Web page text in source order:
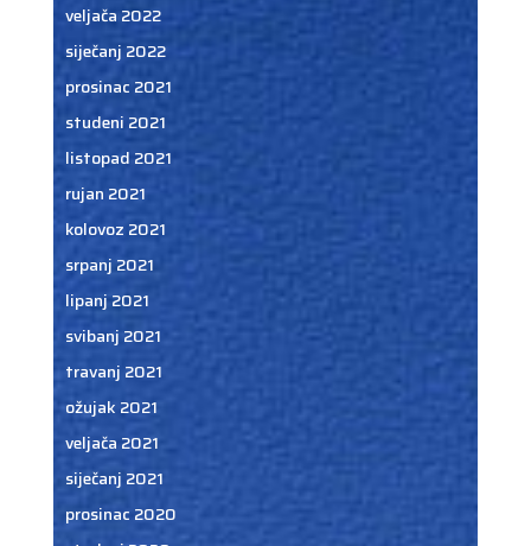
veljača 2022
siječanj 2022
prosinac 2021
studeni 2021
listopad 2021
rujan 2021
kolovoz 2021
srpanj 2021
lipanj 2021
svibanj 2021
travanj 2021
ožujak 2021
veljača 2021
siječanj 2021
prosinac 2020